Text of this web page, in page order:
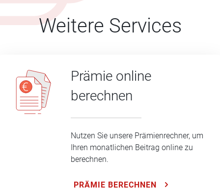
Weitere Services
Prämie online
berechnen
Nutzen Sie unsere Prämienrechner, um
Ihren monatlichen Beitrag online zu
berechnen.
PRÄMIE BERECHNEN